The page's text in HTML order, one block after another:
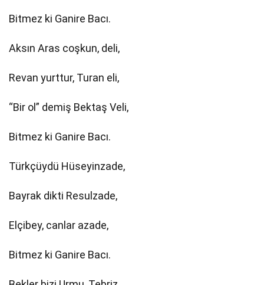
Bitmez ki Ganire Bacı.
Aksın Aras coşkun, deli,
Revan yurttur, Turan eli,
“Bir ol” demiş Bektaş Veli,
Bitmez ki Ganire Bacı.
Türkçüydü Hüseyinzade,
Bayrak dikti Resulzade,
Elçibey, canlar azade,
Bitmez ki Ganire Bacı.